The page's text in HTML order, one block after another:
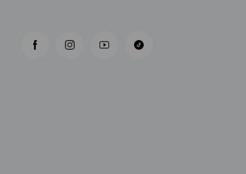
link otwiera się nowej karcie
link otwiera się nowej karcie
link otwiera się nowej karcie